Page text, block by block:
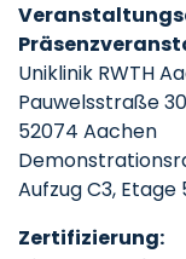
Uniklinik RWTH
Pauwelsstraße 30
52074 Aachen
Aufzug C3, Etage
Zertifizierung: